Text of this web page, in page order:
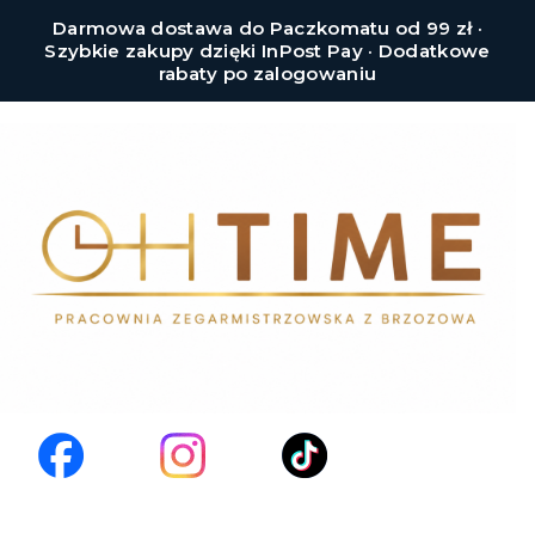
Darmowa dostawa do Paczkomatu od 99 zł ·
Szybkie zakupy dzięki InPost Pay · Dodatkowe
rabaty po zalogowaniu